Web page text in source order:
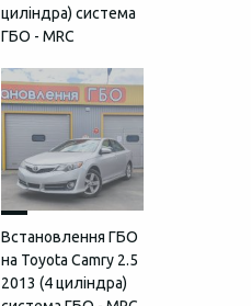
циліндра) система
ГБО - MRC
Встановлення ГБО
на Toyota Camry 2.5
2013 (4 циліндра)